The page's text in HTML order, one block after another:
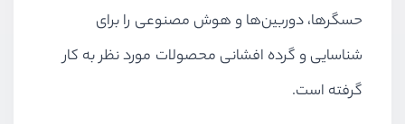
حسگرها، دوربین‌ها و هوش مصنوعی را برای
شناسایی و گرده افشانی محصولات مورد نظر به کار
گرفته است.